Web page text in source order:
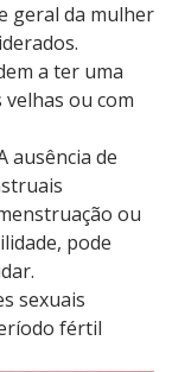
geral da mulher
a ter uma
ou com
ausência de
ou
pode
sexuais
fértil